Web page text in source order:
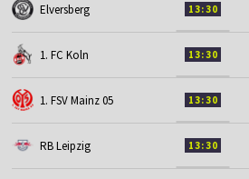
Elversberg 13:30
1. FC Koln 13:30
1. FSV Mainz 05 13:30
RB Leipzig 13:30